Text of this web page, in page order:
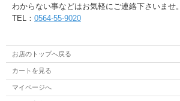
わからない事などはお気軽にご連絡下さいませ。
TEL： 0564-55-9020
お店のトップへ戻る
カートを見る
マイページへ